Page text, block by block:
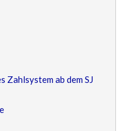
Zahlsystem ab dem SJ